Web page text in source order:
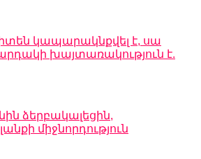
կապարակնքվել է, սա
խայտառակություն է.
ձերբակալեցին,
միջնորդություն